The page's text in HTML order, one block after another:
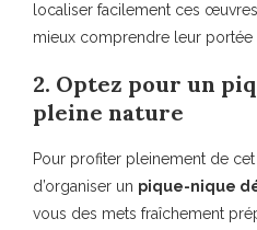
localiser facilement ces
mieux comprendre leur portée
2. Optez pour un
pleine nature
Pour profiter pleinement de
d’organiser un pique-nique
vous des mets fraîchement